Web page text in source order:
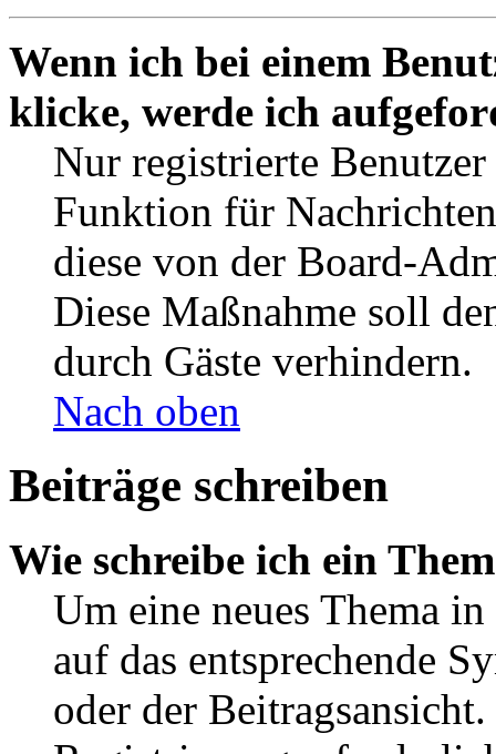
Wenn ich bei einem
klicke, werde ich
Nur registrierte
Funktion für
diese von der Board-
Diese Maßnahme soll
durch Gäste verhindern.
Nach oben
Beiträge schreiben
Wie schreibe ich ein
Um eine neues Thema
auf das entsprechende
oder der